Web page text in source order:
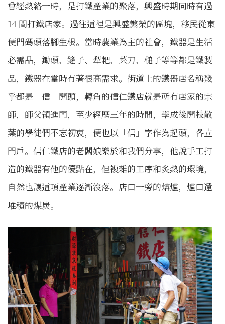
曾經熱絡一時，是打鐵產業的聚落，興盛時期同時有過
14 間打鐵店家。過往這裡是興盛繁榮的區塊，移民從東
便門碼頭落腳生根。當時農業為主的社會，鐵器是生活
必需品，鋤頭、鏟子、犁耙、菜刀、槌子等等都是鐵製
品，鐵器在當時有著很高需求。街道上的鐵器店名稱幾
乎都是「信」開頭，轉角的信仁鐵店就是所有店家的宗
師，師父領進門，至少經歷三年的時間，學成後開枝散
葉的學徒們不忘初衷，便也以「信」字作為起頭，各立
門戶。信仁鐵店的老闆娘樂於和我們分享，他說手工打
造的鐵器有他的優點在，但複雜的工序和炙熱的環境，
自然也讓這項產業逐漸沒落。店口一旁的熔爐，爐口還
堆積的煤炭。